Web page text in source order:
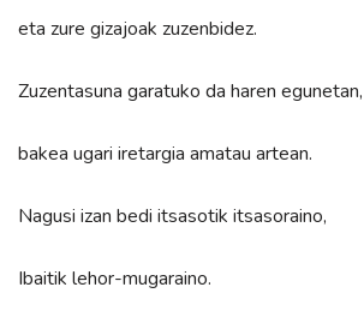
eta zure gizajoak zuzenbidez.
Zuzentasuna garatuko da haren egunetan,
bakea ugari iretargia amatau artean.
Nagusi izan bedi itsasotik itsasoraino,
Ibaitik lehor-mugaraino.